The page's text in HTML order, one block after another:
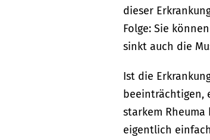
dieser
Folge: Sie
sinkt auch die
Ist die
beeinträchtigen,
starkem Rheuma
eigentlich